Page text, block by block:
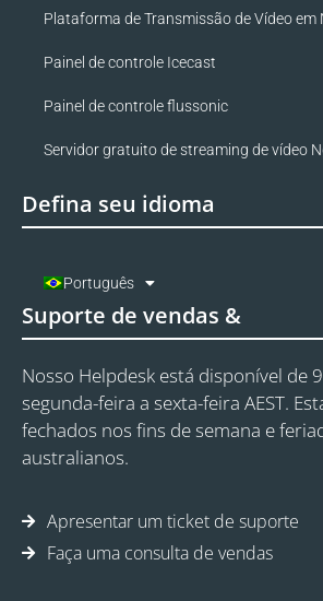
Plataforma de Transmissão de Vídeo em
Painel de controle Icecast
Painel de controle flussonic
Servidor gratuito de streaming de vídeo
Defina seu idioma
Português
Suporte de vendas &
Nosso Helpdesk está disponível de
segunda-feira a sexta-feira AEST.
fechados nos fins de semana e
australianos.
Apresentar um ticket de suporte
Faça uma consulta de vendas